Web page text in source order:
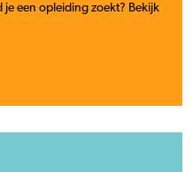
een opleiding zoekt? Bekijk